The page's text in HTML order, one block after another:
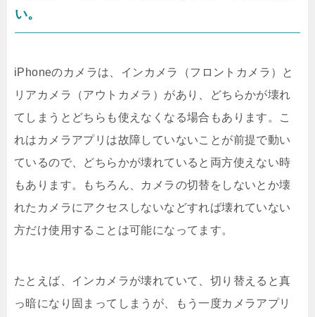
い。
iPhoneのカメラは、インカメラ（フロントカメラ）と
リアカメラ（アウトカメラ）があり、どちらかが壊れ
てしまうとどちらも使えなくなる場合もあります。こ
れはカメラアプリは故障していないことが前提で動い
ているので、どちらかが壊れていると両方使えない時
もあります。もちろん、カメラの切替をしないとか壊
れたカメラにアクセスしないなどすれば壊れていない
方だけ使用することは可能になってます。
たとえば、インカメラが壊れていて、切り替えると真
っ暗になり固まってしまうが、もう一度カメラアプリ